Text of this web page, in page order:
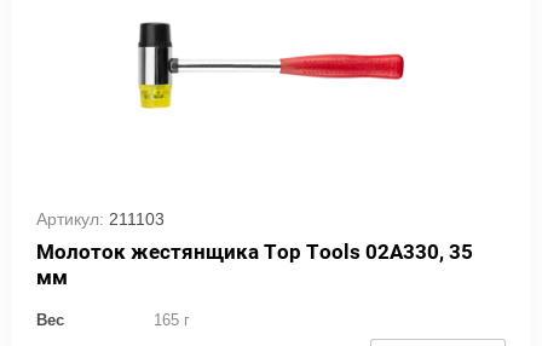
Артикул: 211103
Молоток жестянщика Top Tools 02A330, 35
мм
Вес 165 г